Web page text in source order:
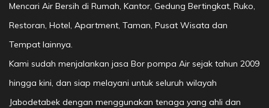
Mencari Air Bersih di Rumah, Kantor, Gedung Bertingkat, Ruko,
Restoran, Hotel, Apartment, Taman, Pusat Wisata dan
Tempat lainnya.
Kami sudah menjalankan jasa Bor pompa Air sejak tahun 2009
hingga kini, dan siap melayani untuk seluruh wilayah
Jabodetabek dengan menggunakan tenaga yang ahli dan